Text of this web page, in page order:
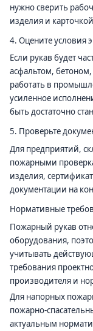
нужно сверить
изделия и
4. Оцените условия
Если рукав будет
асфальтом,
работать в
усиленное
быть достаточно
5. Проверьте
Для предприятий,
пожарными
изделия,
документации на
Нормативные
Пожарный рукав
оборудования,
учитывать
требования
производителя и
Для напорных
пожарно-
актуальным